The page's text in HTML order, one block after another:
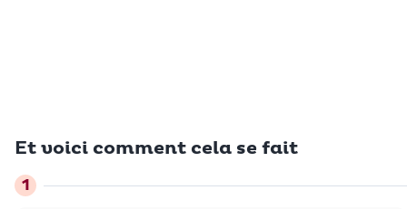
Et voici comment cela se fait